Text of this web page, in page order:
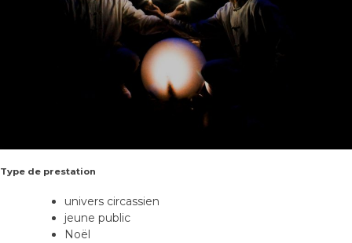
Type de prestation
univers circassien
jeune public
Noël